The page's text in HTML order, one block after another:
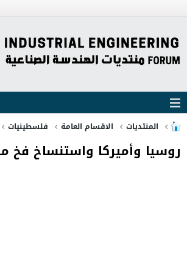
المنتديات الاقسام العامة فلسطينيات
روسيا وأميركا واستنساخ فخ